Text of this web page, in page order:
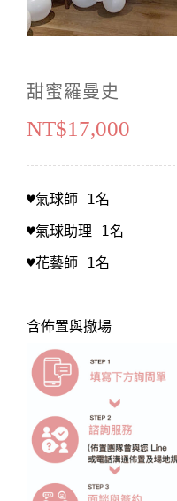
超值浪漫方案
活動音響
永生花
甜蜜羅曼史
NT$17,000
♥氣球助理 1名
♥花藝師 1名